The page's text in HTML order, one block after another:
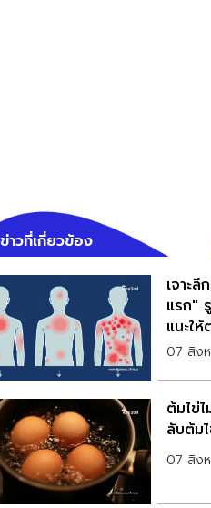
ข่าวที่เกี่ยวข้อง
เจาะ
แรก"
แนะใ
07 สิง
ต้มไข่
ลับต้ม
07 สิง